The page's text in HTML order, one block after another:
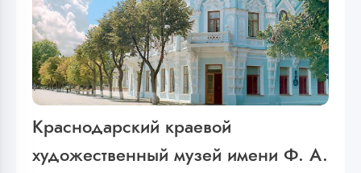
Краснодарский краевой
художественный музей имени Ф. А.